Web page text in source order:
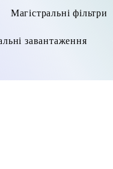
Магістральні фільтри
завантаження